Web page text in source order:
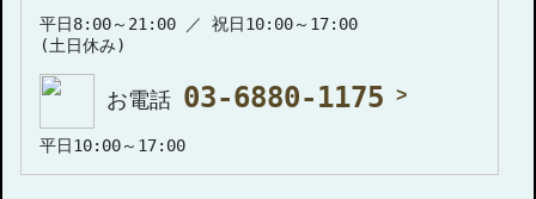
平日8:00～21:00 ／ 祝日10:00～17:00
(土日休み)
お電話 03-6880-1175
平日10:00～17:00